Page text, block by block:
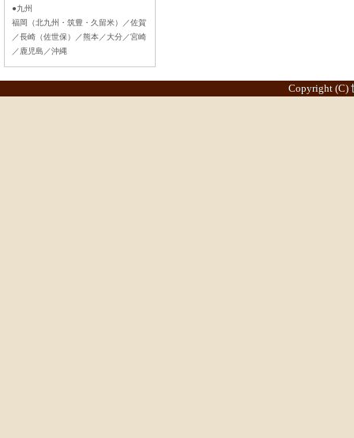
●九州
福岡（北九州・筑豊・久留米）／佐賀
／長崎（佐世保）／熊本／大分／宮崎
／鹿児島／沖縄
Copyright (C)